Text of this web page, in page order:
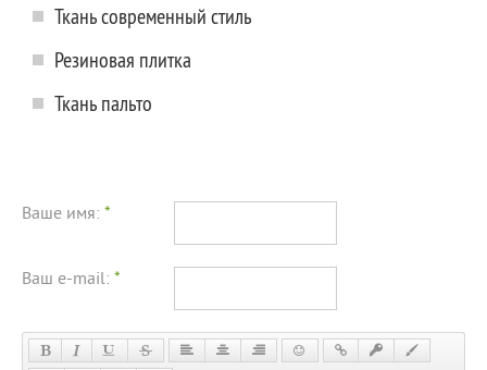
Ткань современный стиль
Резиновая плитка
Ткань пальто
Ваше имя: *
Ваш e-mail: *